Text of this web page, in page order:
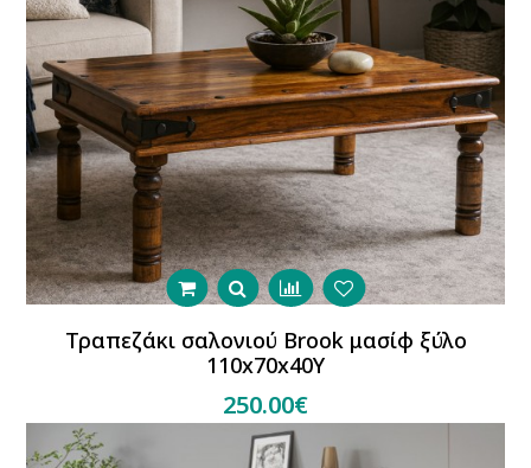
Τραπεζάκι σαλονιού Brook μασίφ ξύλο
110x70x40Y
250.00€